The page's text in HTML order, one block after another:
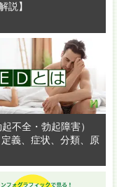
説】
不全・勃起障害）
義、症状、分類、原